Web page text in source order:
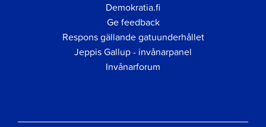
Demokratia.fi
Ge feedback
Respons gällande gatuunderhållet
Jeppis Gallup - invånarpanel
Invånarforum